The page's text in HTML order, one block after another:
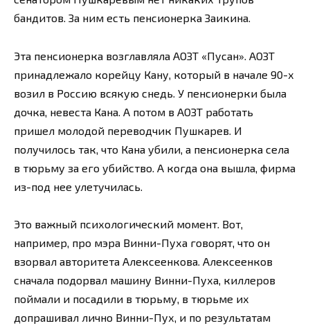
бандитов. За ним есть пенсионерка Заикина.
Эта пенсионерка возглавляла АОЗТ «Пусан». АОЗТ
принадлежало корейцу Кану, который в начале 90-х
возил в Россию всякую снедь. У пенсионерки была
дочка, невеста Кана. А потом в АОЗТ работать
пришел молодой переводчик Пушкарев. И
получилось так, что Кана убили, а пенсионерка села
в тюрьму за его убийство. А когда она вышла, фирма
из-под нее улетучилась.
Это важный психологический момент. Вот,
например, про мэра Винни-Пуха говорят, что он
взорвал авторитета Алексеенкова. Алексеенков
сначала подорвал машину Винни-Пуха, киллеров
поймали и посадили в тюрьму, в тюрьме их
допрашивал лично Винни-Пух, и по результатам